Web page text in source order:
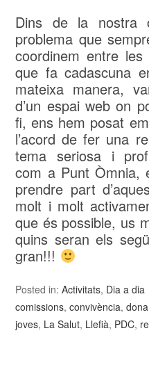
Dins de la nostra
problema que
coordinem entre
que fa cadascuna
mateixa manera,
d’un espai web on
fi, ens hem posat
l’acord de fer una
tema seriosa i
com a Punt Òmnia,
prendre part
molt i molt
que és possible, us
quins seran els
gran!!!
Posted in:Activitats, Dia a dia
comissions,convivència,dona
joves, La Salut, Llefià, PDC,